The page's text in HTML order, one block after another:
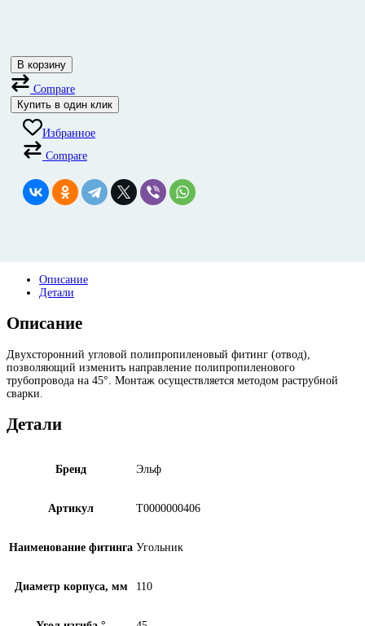
В корзину
Compare
Купить в один клик
Избранное
Compare
Описание
Детали
Описание
Двухсторонний угловой полипропиленовый фитинг (отвод)
позволяющий изменить направление полипропиленового
трубопровода на 45°. Монтаж осуществляется методом раструбной
сварки.
Детали
Бренд Эльф
Артикул Т0000000406
Наименование фитинга Угольник
Диаметр корпуса, мм 110